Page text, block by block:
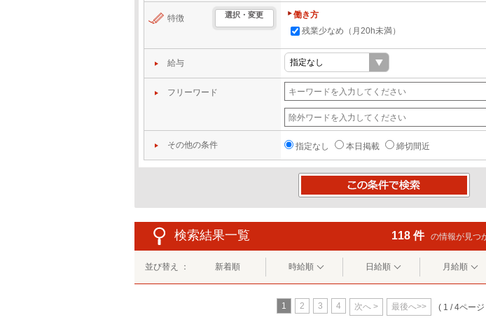
特徴 選択・変更
働き方
残業少なめ（月20h未満）
給与
フリーワード
その他の条件 指定なし 本日掲載 締切間近
検索結果一覧 118 件 の情報が見つ
並び替え ： 新着順 時給順 日給順 月給順
1 2 3 4 次へ > 最後へ>> ( 1 / 4ページ